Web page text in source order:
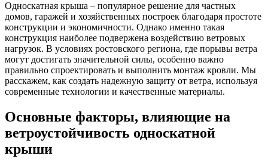
Односкатная крыша – популярное решение для частных
домов, гаражей и хозяйственных построек благодаря простоте
конструкции и экономичности. Однако именно такая
конструкция наиболее подвержена воздействию ветровых
нагрузок. В условиях ростовского региона, где порывы ветра
могут достигать значительной силы, особенно важно
правильно спроектировать и выполнить монтаж кровли. Мы
расскажем, как создать надежную защиту от ветра, используя
современные технологии и качественные материалы.
Основные факторы, влияющие на
ветроустойчивость односкатной
крыши